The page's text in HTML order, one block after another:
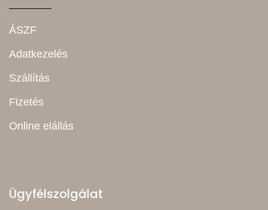
ÁSZF
Adatkezelés
Szállítás
Fizetés
Online elállás
Ügyfélszolgálat